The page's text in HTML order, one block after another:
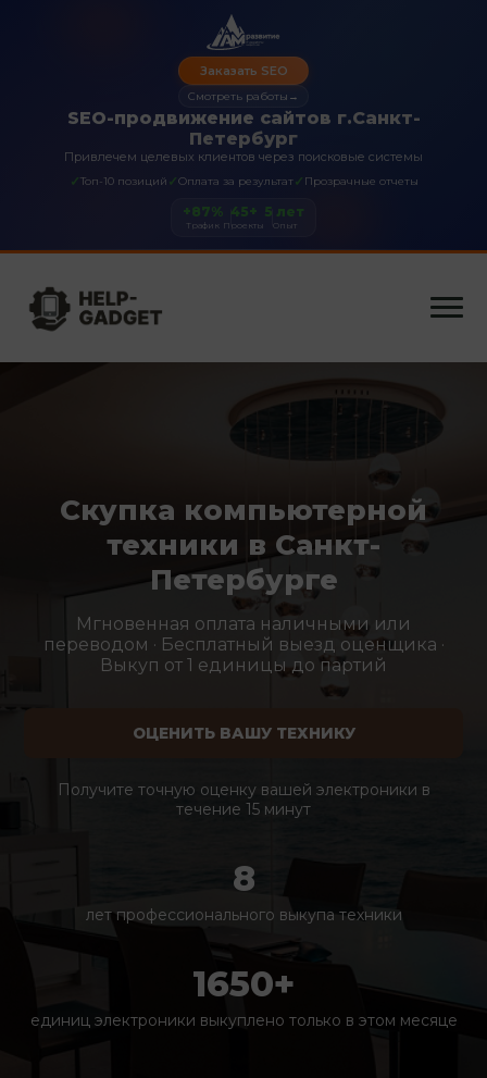
SEO-продвижение сайтов г.Санкт-
Петербург
Привлечем целевых клиентов через поисковые системы
✓Топ-10 позиций ✓Оплата за результат✓ Прозрачные отчеты
Заказать SEO
Смотреть работы →
+87%
Трафик
45+
Проекты
5 лет
Опыт
Скупка компьютерной
техники в Санкт-
Петербурге
Мгновенная оплата наличными или
переводом · Бесплатный выезд оценщика ·
Выкуп от 1 единицы до партий
ОЦЕНИТЬ ВАШУ ТЕХНИКУ
Получите точную оценку вашей электроники в
течение 15 минут
8
лет профессионального выкупа техники
1650+
единиц электроники выкуплено только в этом месяце